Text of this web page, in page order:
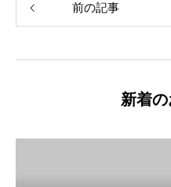
前の記事
新着